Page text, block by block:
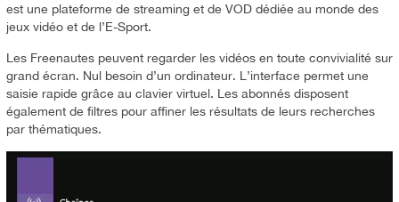
est une plateforme de streaming et de VOD dédiée au monde des
jeux vidéo et de l’E-Sport.
Les Freenautes peuvent regarder les vidéos en toute convivialité sur
grand écran. Nul besoin d’un ordinateur. L’interface permet une
saisie rapide grâce au clavier virtuel. Les abonnés disposent
également de filtres pour affiner les résultats de leurs recherches
par thématiques.